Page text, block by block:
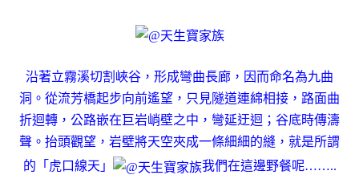
沿著立霧溪切割峽谷，形成彎曲長廊，因而命名為九曲
洞。從流芳橋起步向前遙望，只見隧道連綿相接，路面曲
折迴轉，公路嵌在巨岩峭壁之中，彎延迂迴；谷底時傳濤
聲。抬頭觀望，岩壁將天空夾成一條細細的縫，就是所謂
的「虎口線天」
我們在這邊野餐呢……..